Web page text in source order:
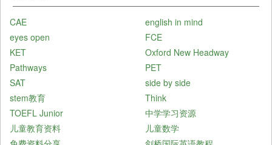
CAE
english in mind
eyes open
FCE
KET
Oxford New Headway
Pathways
PET
SAT
side by side
stem教育
Think
TOEFL Junior
中学学习资源
儿童教育资料
儿童数学